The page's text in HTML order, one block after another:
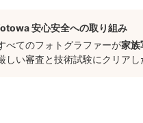
の雰囲気に合わせてご提案さ
を最優先に進めます。
撮影を楽しんでいただけたら
安心安全への取り組み
べてのフォトグラファーが家族
しい審査と技術試験にクリアし